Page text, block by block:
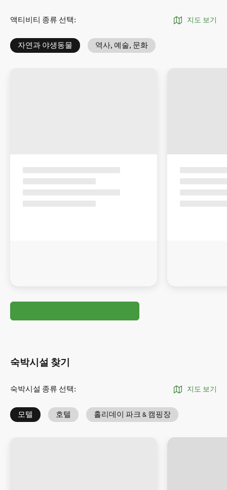
액티비티 종류 선택: 지도 보기
자연과 야생동물 역사, 예술, 문화
숙박시설 찾기
숙박시설 종류 선택: 지도 보기
모텔 호텔 홀리데이 파크 & 캠핑장